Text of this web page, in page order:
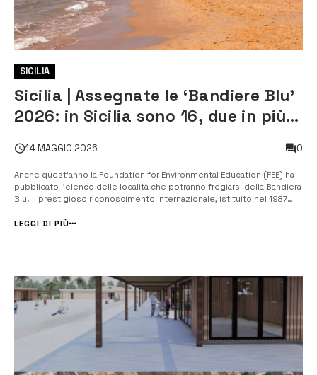
SICILIA
Sicilia | Assegnate le ‘Bandiere Blu’
2026: in Sicilia sono 16, due in più
14 MAGGIO 2026 0
Anche quest’anno la Foundation for Environmental Education (FEE) ha
pubblicato l’elenco delle località che potranno fregiarsi della Bandiera
Blu. Il prestigioso riconoscimento internazionale, istituito nel 1987
inizialmente solo europei, più recentemente anche extra-europei.
LEGGI DI PIÙ